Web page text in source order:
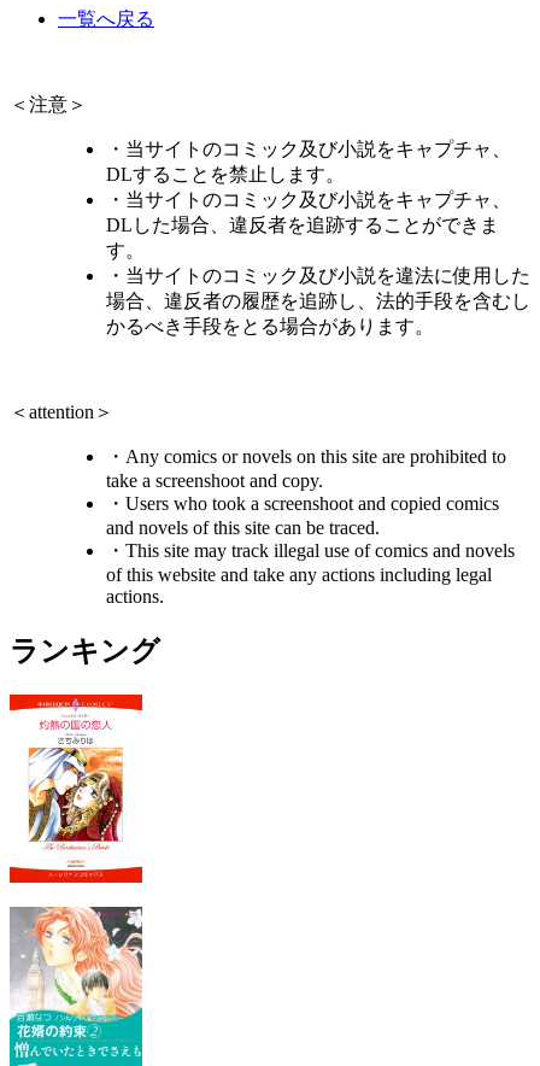
一覧へ戻る
＜注意＞
・当サイトのコミック及び小説をキャプチャ、
DLすることを禁止します。
・当サイトのコミック及び小説をキャプチャ、
DLした場合、違反者を追跡することができま
す。
・当サイトのコミック及び小説を違法に使用した
場合、違反者の履歴を追跡し、法的手段を含むし
かるべき手段をとる場合があります。
＜attention＞
・Any comics or novels on this site are prohibited to
take a screenshoot and copy.
・Users who took a screenshoot and copied comics
and novels of this site can be traced.
・This site may track illegal use of comics and novels
of this website and take any actions including legal
actions.
ランキング